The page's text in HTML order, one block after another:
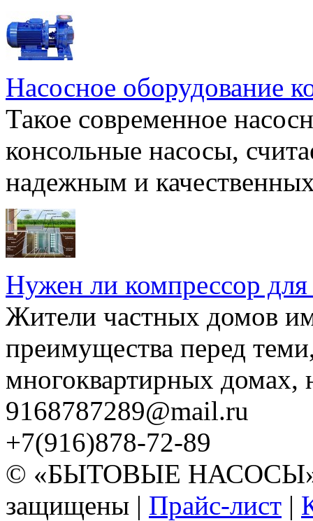
Насосное оборудование
Такое современное
консольные насосы,
надежным и
Нужен ли компрессор для
Жители частных домов
преимущества перед
многоквартирных домах,
9168787289@mail.ru
+7(916)878-72-89
© «БЫТОВЫЕ НАСОСЫ»
защищены | Прайс-лист |